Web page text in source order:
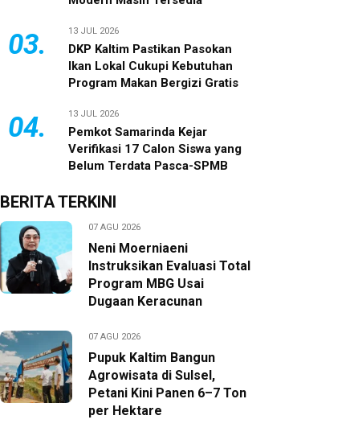
03. 13 JUL 2026
DKP Kaltim Pastikan Pasokan
Ikan Lokal Cukupi Kebutuhan
Program Makan Bergizi Gratis
04. 13 JUL 2026
Pemkot Samarinda Kejar
Verifikasi 17 Calon Siswa yang
Belum Terdata Pasca-SPMB
BERITA TERKINI
07 AGU 2026
Neni Moerniaeni
Instruksikan Evaluasi Total
Program MBG Usai
Dugaan Keracunan
07 AGU 2026
Pupuk Kaltim Bangun
Agrowisata di Sulsel,
Petani Kini Panen 6–7 Ton
per Hektare